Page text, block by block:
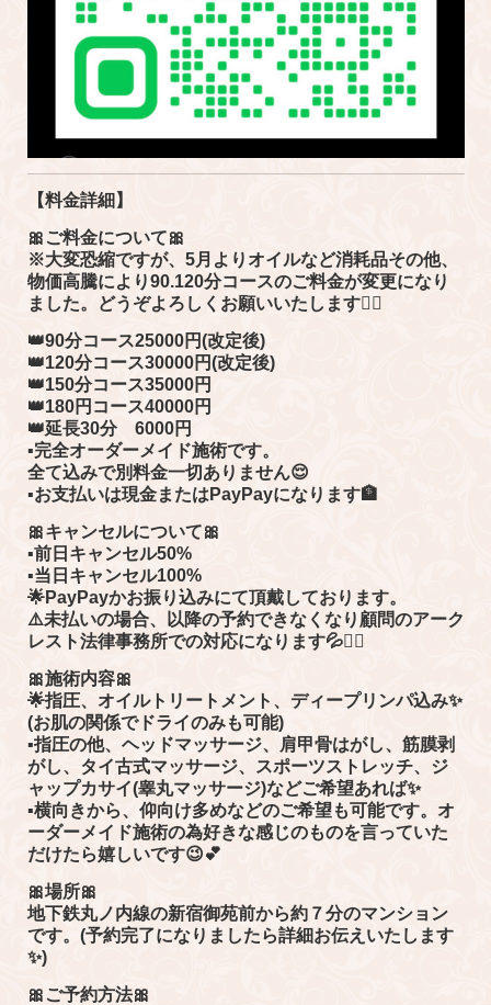
【料金詳細】
🎀ご料金について🎀
※大変恐縮ですが、5月よりオイルなど消耗品その他、
物価高騰により90.120分コースのご料金が変更になり
ました。どうぞよろしくお願いいたします🙇‍♀️
👑90分コース25000円(改定後)
👑120分コース30000円(改定後)
👑150分コース35000円
👑180円コース40000円
👑延長30分 6000円
▪︎完全オーダーメイド施術です。
全て込みで別料金一切ありません😌
▪︎お支払いは現金またはPayPayになります🏦
🎀キャンセルについて🎀
▪︎前日キャンセル50%
▪︎当日キャンセル100%
🌟PayPayかお振り込みにて頂戴しております。
⚠️未払いの場合、以降の予約できなくなり顧問のアーク
レスト法律事務所での対応になります💦🙇‍♀️
🎀施術内容🎀
🌟指圧、オイルトリートメント、ディープリンパ込み✨
(お肌の関係でドライのみも可能)
▪︎指圧の他、ヘッドマッサージ、肩甲骨はがし、筋膜剥
がし、タイ古式マッサージ、スポーツストレッチ、ジ
ャップカサイ(睾丸マッサージ)などご希望あれば✨
▪︎横向きから、仰向け多めなどのご希望も可能です。オ
ーダーメイド施術の為好きな感じのものを言っていた
だけたら嬉しいです😉💕
🎀場所🎀
地下鉄丸ノ内線の新宿御苑前から約７分のマンション
です。(予約完了になりましたら詳細お伝えいたします
✨)
🎀ご予約方法🎀